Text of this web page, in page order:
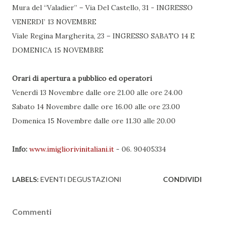
Mura del “Valadier” – Via Del Castello, 31 - INGRESSO
VENERDI’ 13 NOVEMBRE
Viale Regina Margherita, 23 – INGRESSO SABATO 14 E
DOMENICA 15 NOVEMBRE
Orari di apertura a pubblico ed operatori
Venerdì 13 Novembre dalle ore 21.00 alle ore 24.00
Sabato 14 Novembre dalle ore 16.00 alle ore 23.00
Domenica 15 Novembre dalle ore 11.30 alle 20.00
Info: www.imigliorivinitaliani.it - 06. 90405334
LABELS: EVENTI DEGUSTAZIONI CONDIVIDI
Commenti